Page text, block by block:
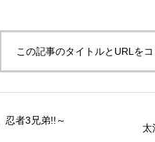
この記事のタイトルとURLを
忍者3兄弟!!～